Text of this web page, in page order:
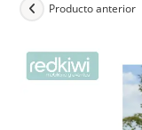
Producto anterior